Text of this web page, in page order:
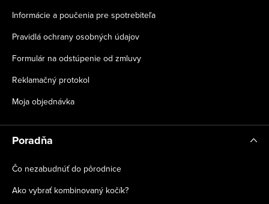
Informácie a poučenia pre spotrebiteľa
Pravidlá ochrany osobných údajov
Formulár na odstúpenie od zmluvy
Reklamačný protokol
Moja objednávka
Poradňa
Čo nezabudnúť do pôrodnice
Ako vybrať kombinovaný kočík?